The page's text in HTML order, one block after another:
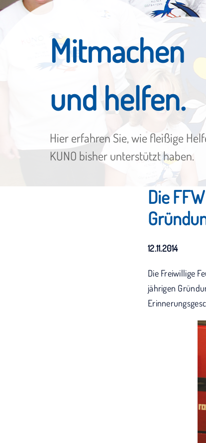
Mitmachen
und helfen.
Hier erfahren Sie, wie fleißige
KUNO bisher unterstützt haben.
Die
12.11.2014
Die Freiwillige
jährigen